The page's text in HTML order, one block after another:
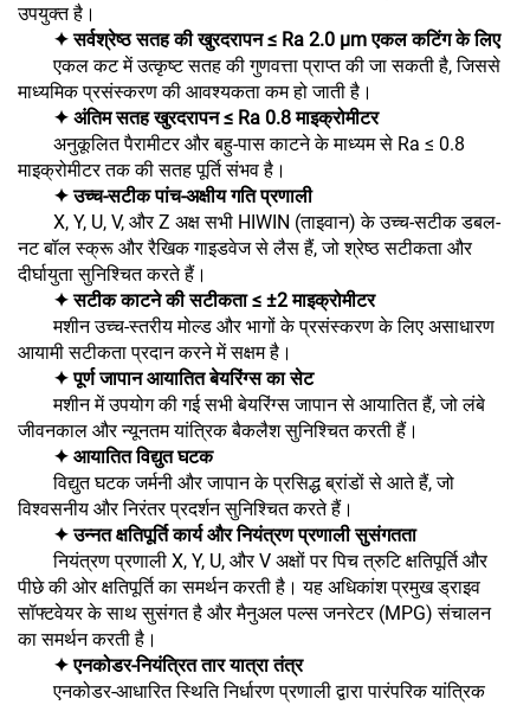
उपयुक्त है।
✦ सर्वश्रेष्ठ सतह की खुरदरापन ≤ Ra 2.0 μm एकल कटिंग के लिए
एकल कट में उत्कृष्ट सतह की गुणवत्ता प्राप्त की जा सकती है, जिससे
माध्यमिक प्रसंस्करण की आवश्यकता कम हो जाती है।
✦ अंतिम सतह खुरदरापन ≤ Ra 0.8 माइक्रोमीटर
अनुकूलित पैरामीटर और बहु-पास काटने के माध्यम से Ra ≤ 0.8
माइक्रोमीटर तक की सतह पूर्ति संभव है।
✦ उच्च-सटीक पांच-अक्षीय गति प्रणाली
X, Y, U, V, और Z अक्ष सभी HIWIN (ताइवान) के उच्च-सटीक डबल-
नट बॉल स्क्रू और रैखिक गाइडवेज से लैस हैं, जो श्रेष्ठ सटीकता और
दीर्घायुता सुनिश्चित करते हैं।
✦ सटीक काटने की सटीकता ≤ ±2 माइक्रोमीटर
मशीन उच्च-स्तरीय मोल्ड और भागों के प्रसंस्करण के लिए असाधारण
आयामी सटीकता प्रदान करने में सक्षम है।
✦ पूर्ण जापान आयातित बेयरिंग्स का सेट
मशीन में उपयोग की गई सभी बेयरिंग्स जापान से आयातित हैं, जो लंबे
जीवनकाल और न्यूनतम यांत्रिक बैकलैश सुनिश्चित करती हैं।
✦ आयातित विद्युत घटक
विद्युत घटक जर्मनी और जापान के प्रसिद्ध ब्रांडों से आते हैं, जो
विश्वसनीय और निरंतर प्रदर्शन सुनिश्चित करते हैं।
✦ उन्नत क्षतिपूर्ति कार्य और नियंत्रण प्रणाली सुसंगतता
नियंत्रण प्रणाली X, Y, U, और V अक्षों पर पिच त्रुटि क्षतिपूर्ति और
पीछे की ओर क्षतिपूर्ति का समर्थन करती है। यह अधिकांश प्रमुख ड्राइव
सॉफ्टवेयर के साथ सुसंगत है और मैनुअल पल्स जनरेटर (MPG) संचालन
का समर्थन करती है।
✦ एनकोडर-नियंत्रित तार यात्रा तंत्र
एनकोडर-आधारित स्थिति निर्धारण प्रणाली द्वारा पारंपरिक यांत्रिक